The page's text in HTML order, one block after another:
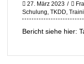
27. März 2023
Schulung, TKDD,
Bericht siehe hier: